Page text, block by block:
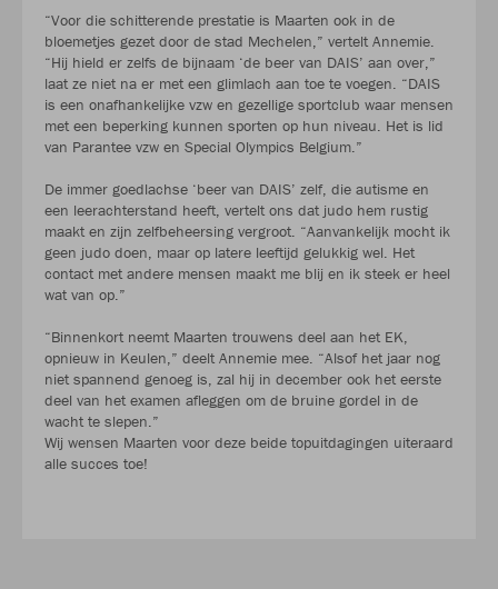
“Voor die schitterende prestatie is Maarten ook in de
bloemetjes gezet door de stad Mechelen,” vertelt Annemie.
“Hij hield er zelfs de bijnaam ‘de beer van DAIS’ aan over,”
laat ze niet na er met een glimlach aan toe te voegen. “DAIS
is een onafhankelijke vzw en gezellige sportclub waar mensen
met een beperking kunnen sporten op hun niveau. Het is lid
van Parantee vzw en Special Olympics Belgium.”
De immer goedlachse ‘beer van DAIS’ zelf, die autisme en
een leerachterstand heeft, vertelt ons dat judo hem rustig
maakt en zijn zelfbeheersing vergroot. “Aanvankelijk mocht ik
geen judo doen, maar op latere leeftijd gelukkig wel. Het
contact met andere mensen maakt me blij en ik steek er heel
wat van op.”
“Binnenkort neemt Maarten trouwens deel aan het EK,
opnieuw in Keulen,” deelt Annemie mee. “Alsof het jaar nog
niet spannend genoeg is, zal hij in december ook het eerste
deel van het examen afleggen om de bruine gordel in de
wacht te slepen.”
Wij wensen Maarten voor deze beide topuitdagingen uiteraard
alle succes toe!